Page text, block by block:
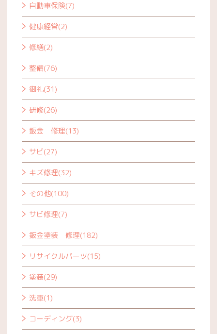
自動車保険(7)
健康経営(2)
修繕(2)
整備(76)
御礼(31)
研修(26)
鈑金 修理(13)
サビ(27)
キズ修理(32)
その他(100)
サビ修理(7)
鈑金塗装 修理(182)
リサイクルパーツ(15)
塗装(29)
洗車(1)
コーディング(3)